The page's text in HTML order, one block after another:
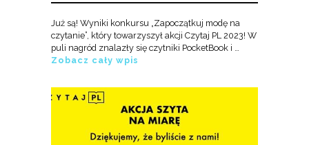
Już są! Wyniki konkursu „Zapoczątkuj modę na
czytanie”, który towarzyszył akcji Czytaj PL 2023! W
puli nagród znalazły się czytniki PocketBook i …
Zobacz cały wpis